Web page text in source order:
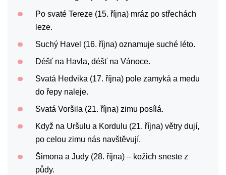
Po svaté Tereze (15. října) mráz po střechách
leze.
Suchý Havel (16. října) oznamuje suché léto.
Déšť na Havla, déšť na Vánoce.
Svatá Hedvika (17. října) pole zamyká a medu
do řepy naleje.
Svatá Voršila (21. října) zimu posílá.
Když na Uršulu a Kordulu (21. října) větry dují,
po celou zimu nás navštěvují.
Šimona a Judy (28. října) – kožich sneste z
půdy.